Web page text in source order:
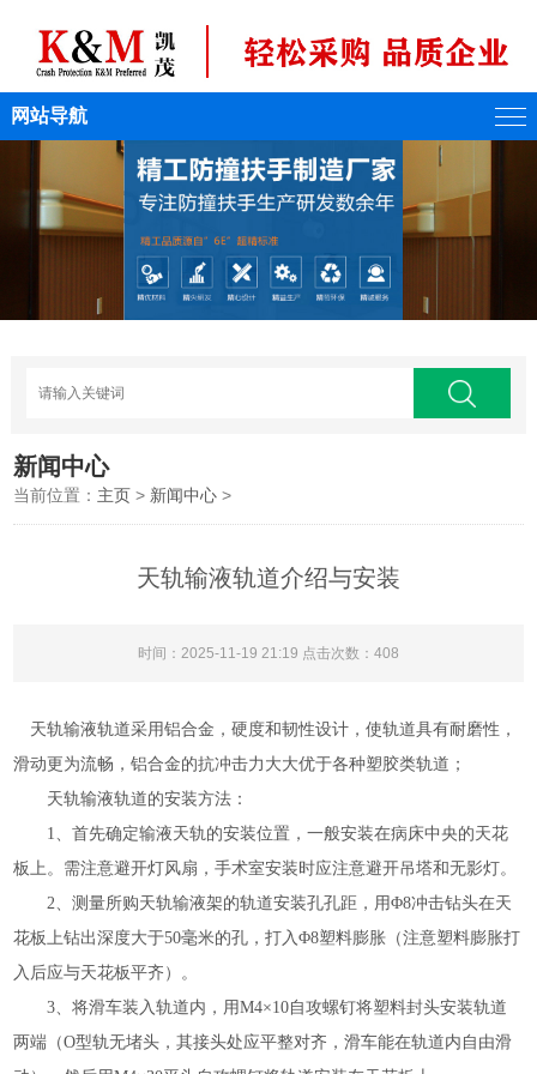
网站导航
新闻中心
当前位置： 主页 > 新闻中心 >
天轨输液轨道介绍与安装
时间：2025-11-19 21:19 点击次数： 408
天轨输液轨道采用铝合金，硬度和韧性设计，使轨道具有耐磨性，
滑动更为流畅，铝合金的抗冲击力大大优于各种塑胶类轨道；
天轨输液轨道的安装方法：
1、首先确定输液天轨的安装位置，一般安装在病床中央的天花
板上。需注意避开灯风扇，手术室安装时应注意避开吊塔和无影灯。
2、测量所购天轨输液架的轨道安装孔孔距，用Φ8冲击钻头在天
花板上钻出深度大于50毫米的孔，打入Φ8塑料膨胀（注意塑料膨胀打
入后应与天花板平齐）。
3、将滑车装入轨道内，用M4×10自攻螺钉将塑料封头安装轨道
两端（O型轨无堵头，其接头处应平整对齐，滑车能在轨道内自由滑